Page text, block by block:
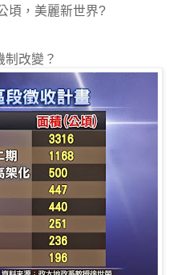
頃，美麗新世界?
改變？